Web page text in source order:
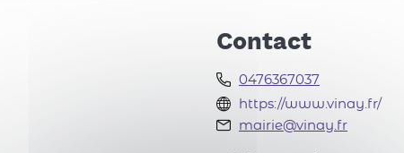
Contact
0476367037
https://www.vinay.fr/
mairie@vinay.fr